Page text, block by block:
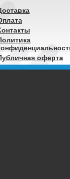
оферта